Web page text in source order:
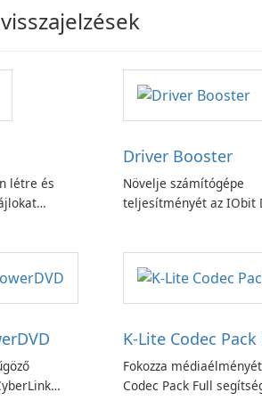
létre és
Driver Booster
Növelje számítógépe
teljesítményét az IObit
K-Lite Codec Pack
Fokozza
Codec Pack Full